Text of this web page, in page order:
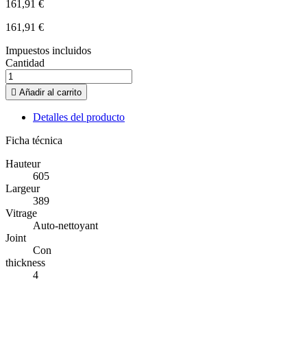
161,91 €
161,91 €
Impuestos incluidos
Cantidad
 Añadir al carrito
Detalles del producto
Ficha técnica
Hauteur
605
Largeur
389
Vitrage
Auto-nettoyant
Joint
Con
thickness
4